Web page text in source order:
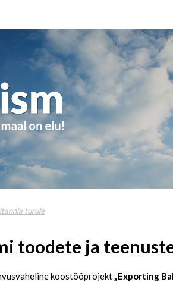
turule
toodete ja
koostööprojekt„Exporting